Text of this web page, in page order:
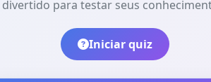
divertido para testar seus
Iniciar quiz